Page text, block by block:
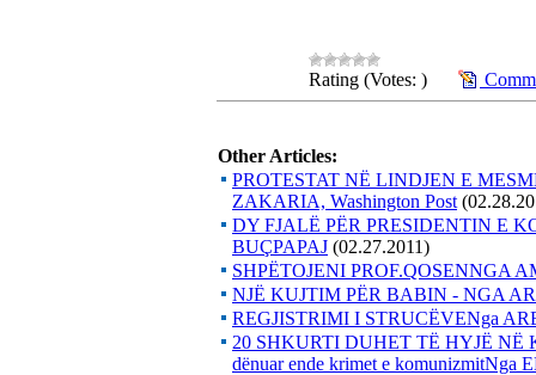
Rating (Votes: )
Other Articles:
PROTESTAT NË LINDJEN E
ZAKARIA, Washington Post
DY FJALË PËR PRESIDENTIN E
BUÇPAPAJ (02.27.2011)
SHPËTOJENI PROF.QOSENNGA
NJË KUJTIM PËR BABIN - NGA
REGJISTRIMI I STRUCËVENga
20 SHKURTI DUHET TË HYJË NË
dënuar ende krimet e komunizmitNga